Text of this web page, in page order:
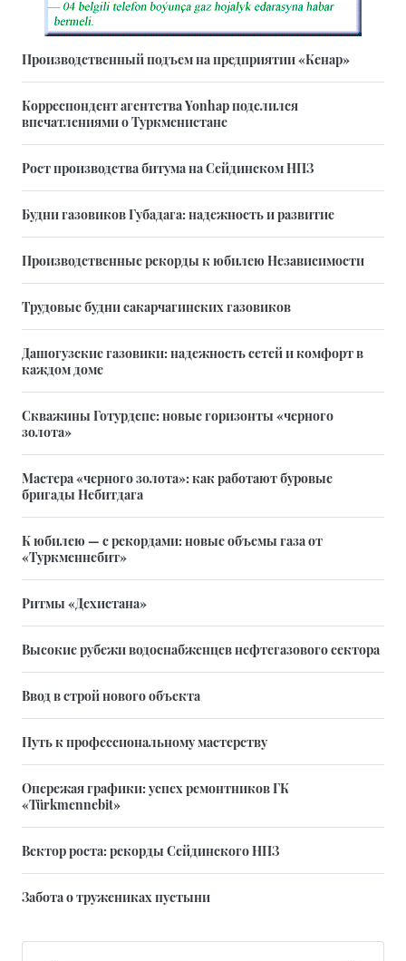
Производственный подъем на предприятии «Кенар»
Корреспондент агентства Yonhap поделился
впечатлениями о Туркменистане
Рост производства битума на Сейдинском НПЗ
Будни газовиков Губадага: надежность и развитие
Производственные рекорды к юбилею Независимости
Трудовые будни сакарчагинских газовиков
Дашогузские газовики: надежность сетей и комфорт в
каждом доме
Скважины Готурдепе: новые горизонты «черного
золота»
Мастера «черного золота»: как работают буровые
бригады Небитдага
К юбилею — с рекордами: новые объемы газа от
«Туркменнебит»
Ритмы «Дехистана»
Высокие рубежи водоснабженцев нефтегазового сектора
Ввод в строй нового объекта
Путь к профессиональному мастерству
Опережая графики: успех ремонтников ГК
«Türkmennebit»
Вектор роста: рекорды Сейдинского НПЗ
Забота о тружениках пустыни